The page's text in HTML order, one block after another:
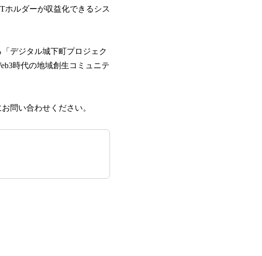
ホルダーが収益化できるシス
デジタル城下町プロジェク
時代の地域創生コミュニテ
問い合わせください。